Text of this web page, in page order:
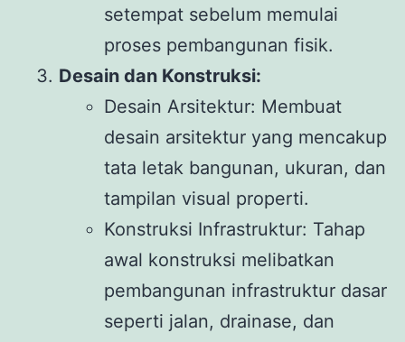
setempat sebelum memulai
proses pembangunan fisik.
Desain dan Konstruksi:
Desain Arsitektur: Membuat
desain arsitektur yang mencakup
tata letak bangunan, ukuran, dan
tampilan visual properti.
Konstruksi Infrastruktur: Tahap
awal konstruksi melibatkan
pembangunan infrastruktur dasar
seperti jalan, drainase, dan